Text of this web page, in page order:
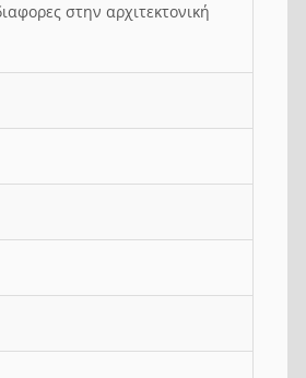
στην αρχιτεκτονική